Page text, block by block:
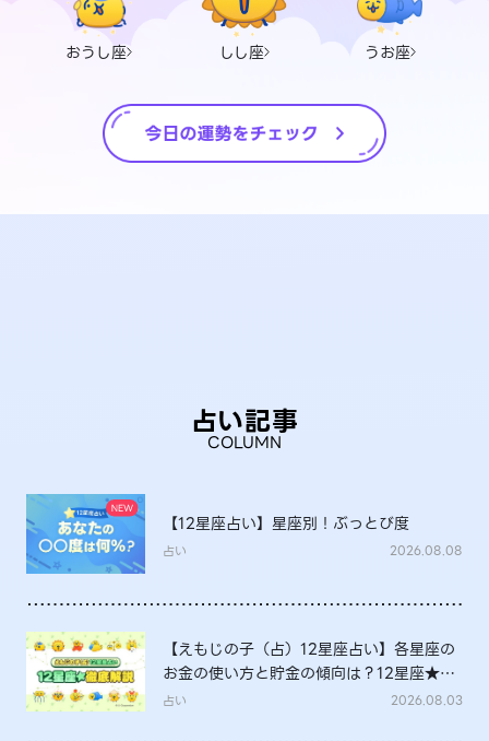
おうし座 しし座 うお座
占い記事
COLUMN
【12星座占い】星座別！ぶっとび度
占い 2026.08.08
【えもじの子（占）12星座占い】各星座の
お金の使い方と貯金の傾向は？12星座★徹
底解説
占い 2026.08.03